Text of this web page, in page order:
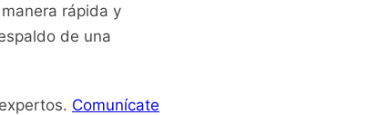
rápida y
de una
Comunícate